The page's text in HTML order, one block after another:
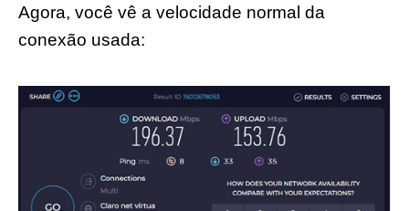
Agora, você vê a velocidade normal da
conexão usada: